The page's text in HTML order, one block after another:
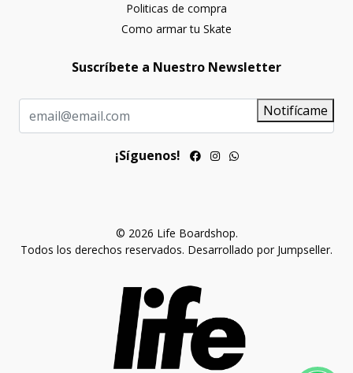
Politicas de compra
Como armar tu Skate
Suscríbete a Nuestro Newsletter
Notifícame
¡Síguenos!
© 2026 Life Boardshop.
Todos los derechos reservados. Desarrollado por Jumpseller.